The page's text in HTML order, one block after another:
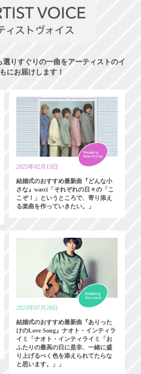
りすぐりの一曲をアーティストのイ
にお届けします！
2025年02月13日
結婚式のおすすめ最新曲『どんな小
さな』wacci「それぞれの日々の「こ
こぞ！」というところで、寄り添え
る楽曲を作っていきたい。」
2023年07月28日
結婚式のおすすめ最新曲『ありった
けのLove Song』ナオト・インティラ
イミ「ナオト・インティライミ「お
ふたりの最高の日に是非、一緒に盛
り上げるべく色を添えられてたらな
と思います。」」